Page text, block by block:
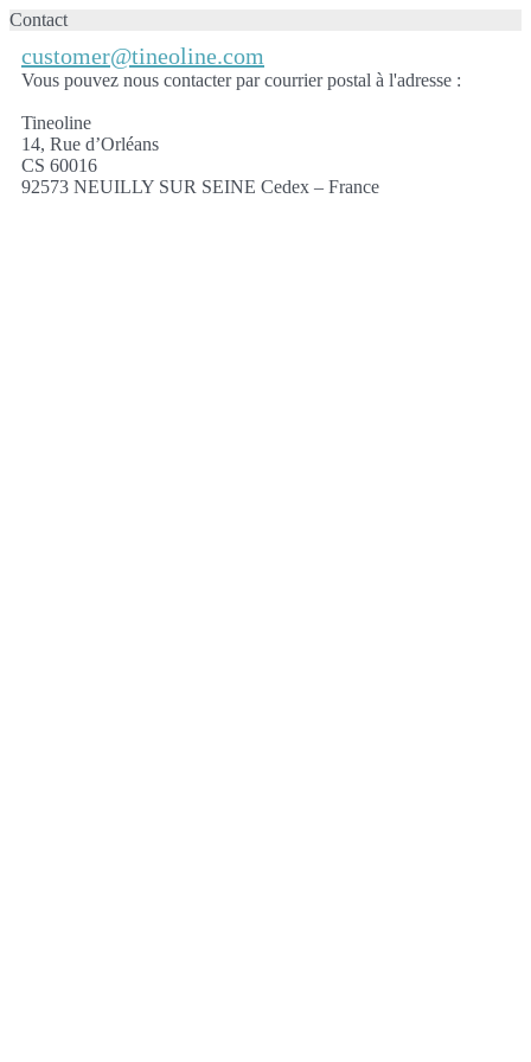
Contact
customer@tineoline.com
Vous pouvez nous contacter par courrier postal à l'adresse :
Tineoline
14, Rue d’Orléans
CS 60016
92573 NEUILLY SUR SEINE Cedex – France